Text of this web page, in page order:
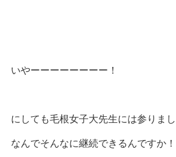
いやーーーーーーーー！
にしても毛根女子大先生には参りまし
なんでそんなに継続できるんですか